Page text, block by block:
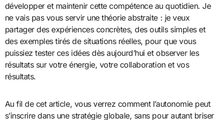
développer et maintenir cette compétence au quotidien. Je
ne vais pas vous servir une théorie abstraite : je veux
partager des expériences concrètes, des outils simples et
des exemples tirés de situations réelles, pour que vous
puissiez tester ces idées dès aujourd’hui et observer les
résultats sur votre énergie, votre collaboration et vos
résultats.
Au fil de cet article, vous verrez comment l’autonomie peut
s’inscrire dans une stratégie globale, sans pour autant briser